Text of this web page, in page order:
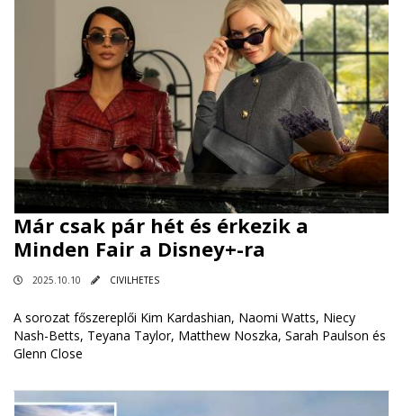
Már csak pár hét és érkezik a
Minden Fair a Disney+-ra
2025.10.10 CIVILHETES
A sorozat főszereplői Kim Kardashian, Naomi Watts, Niecy
Nash-Betts, Teyana Taylor, Matthew Noszka, Sarah Paulson és
Glenn Close